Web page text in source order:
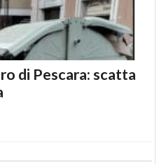
di Pescara: scatta